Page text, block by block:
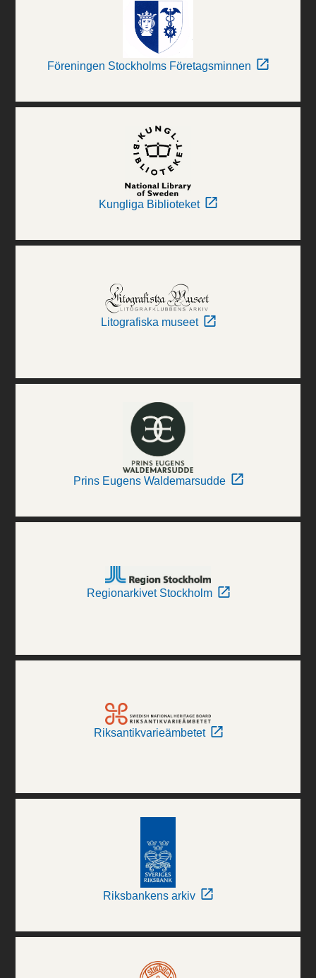
Föreningen Stockholms Företagsminnen
Kungliga Biblioteket
Litografiska museet
Prins Eugens Waldemarsudde
Regionarkivet Stockholm
Riksantikvarieämbetet
Riksbankens arkiv